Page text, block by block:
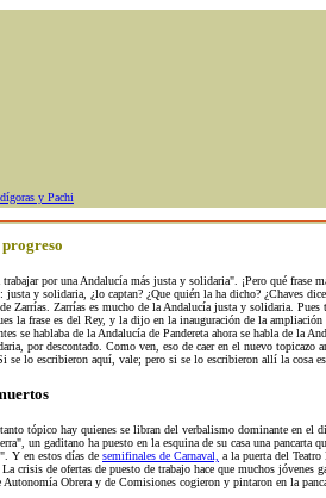
y Pachi
por una Andalucía más justa y solidaria". ¡Pero qué frase
justa y solidaria, ¿lo captan? ¿Que quién la ha dicho? ¿Chaves
Zarrías. Zarrías es mucho de la Andalucía justa y solidaria.
la frase es del Rey, y la dijo en la inauguración de la
se hablaba de la Andalucía de Pandereta ahora se habla de la
por descontado. Como ven, eso de caer en el nuevo
se lo escribieron aquí, vale; pero si se lo escribieron allí la cosa
tópico hay quienes se libran del verbalismo dominante en
un gaditano ha puesto en la esquina de su casa una pancarta
Y en estos días de semifinales de Carnaval,
a la puerta del
crisis de ofertas de puesto de trabajo hace que muchos
Autonomía Obrera y de Comisiones cogieron y pintaron en la